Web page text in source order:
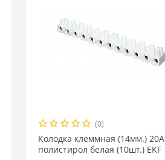
(0)
Колодка клеммная (14мм.) 20А
полистирол белая (10шт.) EKF